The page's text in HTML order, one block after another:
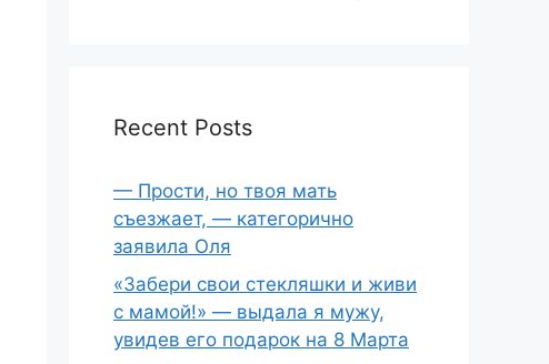
Recent Posts
— Прости, но твоя мать
съезжает, — категорично
заявила Оля
«Забери свои стекляшки и живи
с мамой!» — выдала я мужу,
увидев его подарок на 8 Марта